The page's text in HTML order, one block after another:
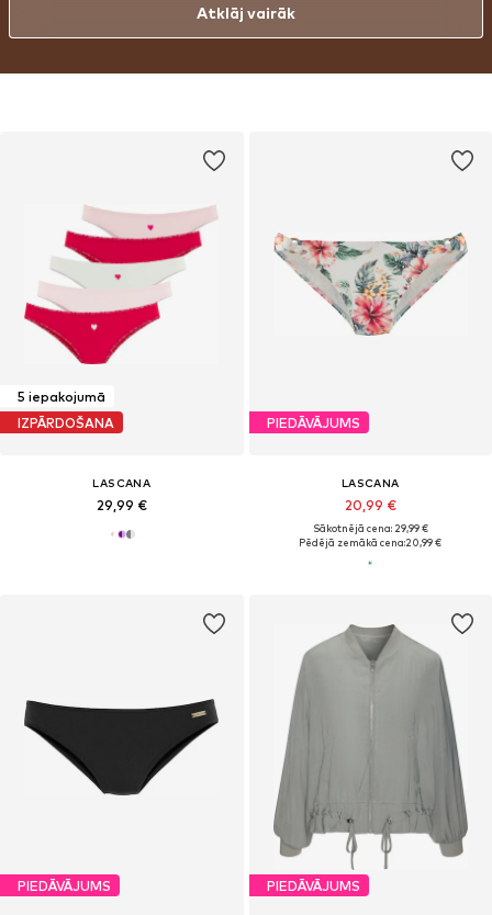
5 iepakojumā
IZPĀRDOŠANA
LASCANA
29,99 €
PIEDĀVĀJUMS
LASCANA
20,99 €
Sākotnējā cena: 29,99 €
Pēdējā zemākā cena:20,99 €
PIEDĀVĀJUMS PIEDĀVĀJUMS
detaļas padara šo veļu par uzticamu garderobes pamatu. Mirkļiem,
kuros komforts un jutekliskums dabiski savijas kopā. Mums patīk.
Atklāj vairāk